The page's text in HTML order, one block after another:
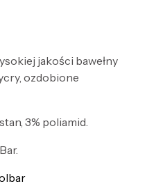
jakości bawełny
ozdobione
3% poliamid.